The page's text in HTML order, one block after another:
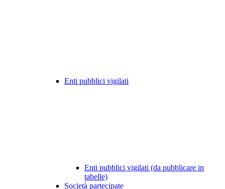
Enti pubblici vigilati
Enti pubblici vigilati (da pubblicare in
tabelle)
Società partecipate